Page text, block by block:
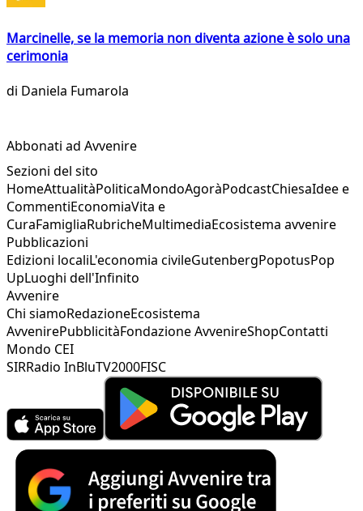
Marcinelle, se la memoria non diventa azione è solo una
cerimonia
di Daniela Fumarola
Abbonati ad Avvenire
Sezioni del sito
HomeAttualitàPoliticaMondoAgoràPodcastChiesaIdee e
CommentiEconomiaVita e
CuraFamigliaRubricheMultimediaEcosistema avvenire
Pubblicazioni
Edizioni localiL'economia civileGutenbergPopotusPop
UpLuoghi dell'Infinito
Avvenire
Chi siamoRedazioneEcosistema
AvvenirePubblicitàFondazione AvvenireShopContatti
Mondo CEI
SIRRadio InBluTV2000FISC